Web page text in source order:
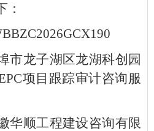
：
市龙子湖区龙湖科创园
项目跟踪审计咨询服
华顺工程建设咨询有限